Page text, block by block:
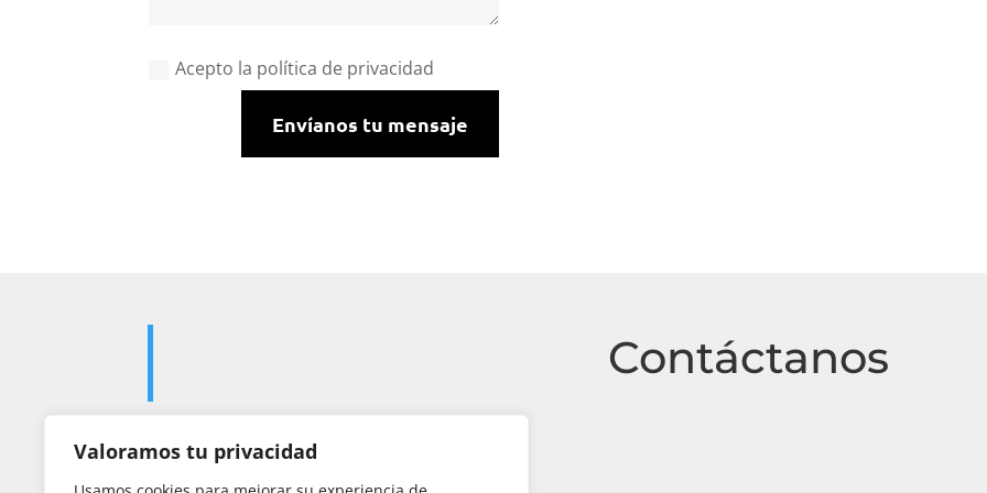
Valoramos tu privacidad
Acepto la política de privacidad
Envíanos tu mensaje
Contáctanos